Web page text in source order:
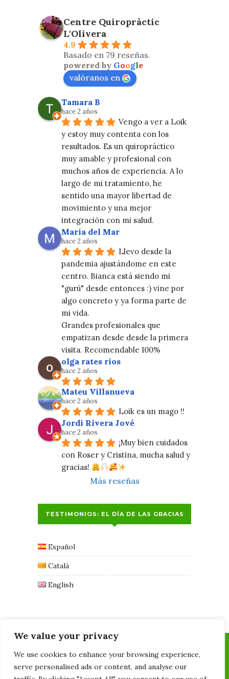
We value your privacy
We use cookies to enhance your browsing experience,
serve personalised ads or content, and analyse our
Centre Quiropràctic
L'Olivera
4.9
Basado en 79 reseñas.
powered by Google
valóranos en
Tamara B
hace 2 años
Vengo a ver a Loik
y estoy muy contenta con los
resultados. Es un quiropráctico
muy amable y profesional con
muchos años de experiencia. A lo
largo de mi tratamiento, he
sentido una mayor libertad de
movimiento y una mejor
integración con mi salud.
María del Mar
hace 2 años
Llevo desde la
pandemia ajustándome en este
centro. Bianca está siendo mi
"gurú" desde entonces :) vine por
algo concreto y ya forma parte de
mi vida.
Grandes profesionales que
empatizan desde desde la primera
visita. Recomendable 100%
olga rates rios
hace 2 años
Mateu Villanueva
hace 2 años
Loik es un mago !!
Jordi Rivera Jové
hace 2 años
¡Muy bien cuidados
con Roser y Cristina, mucha salud y
gracias!
Más reseñas
TESTIMONIOS: EL DÍA DE LAS GRACIAS
Español
Català
English